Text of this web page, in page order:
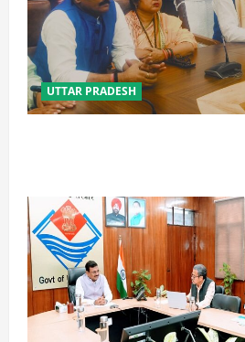
UTTAR PRADESH